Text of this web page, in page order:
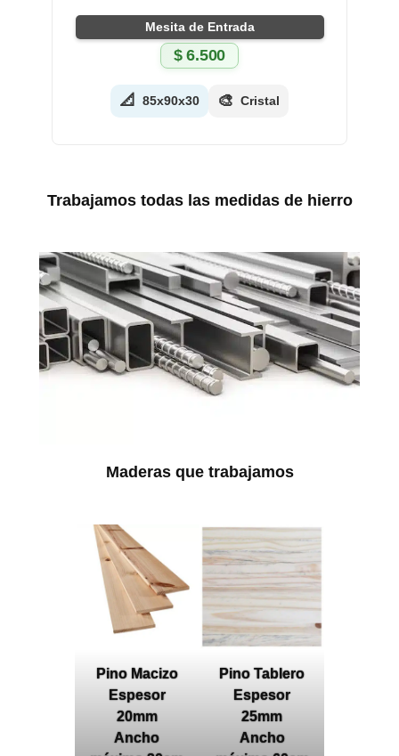
Mesita de Entrada
$6.500
📐 85x90x30 🎨 Cristal
Trabajamos todas las medidas de hierro
Maderas que trabajamos
Pino Macizo
Espesor
20mm
Ancho
Pino Tablero
Espesor
25mm
Ancho